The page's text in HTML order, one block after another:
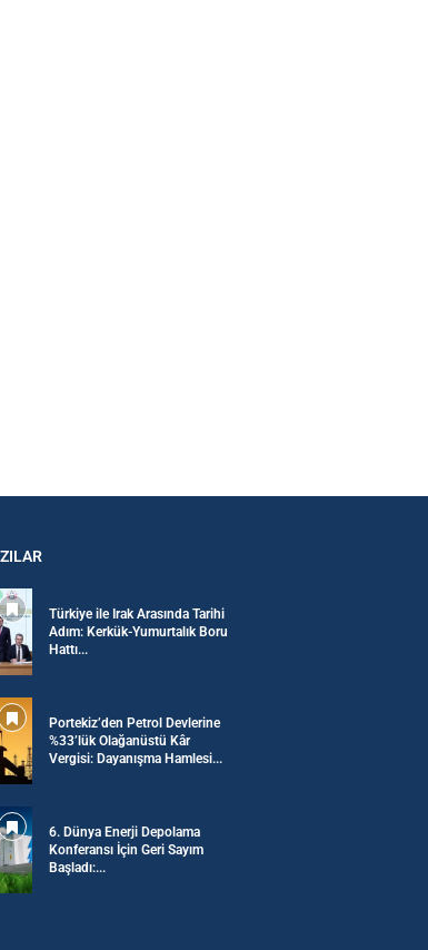
Türkiye ile Irak Arasında Tarihi
Adım: Kerkük-Yumurtalık Boru
Hattı...
Portekiz’den Petrol Devlerine
%33’lük Olağanüstü Kâr
Vergisi: Dayanışma Hamlesi...
6. Dünya Enerji Depolama
Konferansı İçin Geri Sayım
Başladı:...